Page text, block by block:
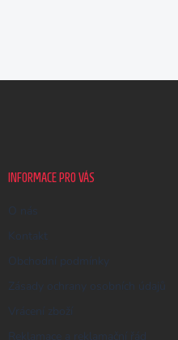
INFORMACE PRO VÁS
O nás
Kontakt
Obchodní podmínky
Zásady ochrany osobních údajů
Vrácení zboží
Reklamace a reklamační řád